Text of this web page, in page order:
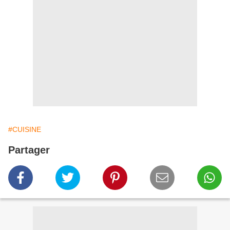
#CUISINE
Partager